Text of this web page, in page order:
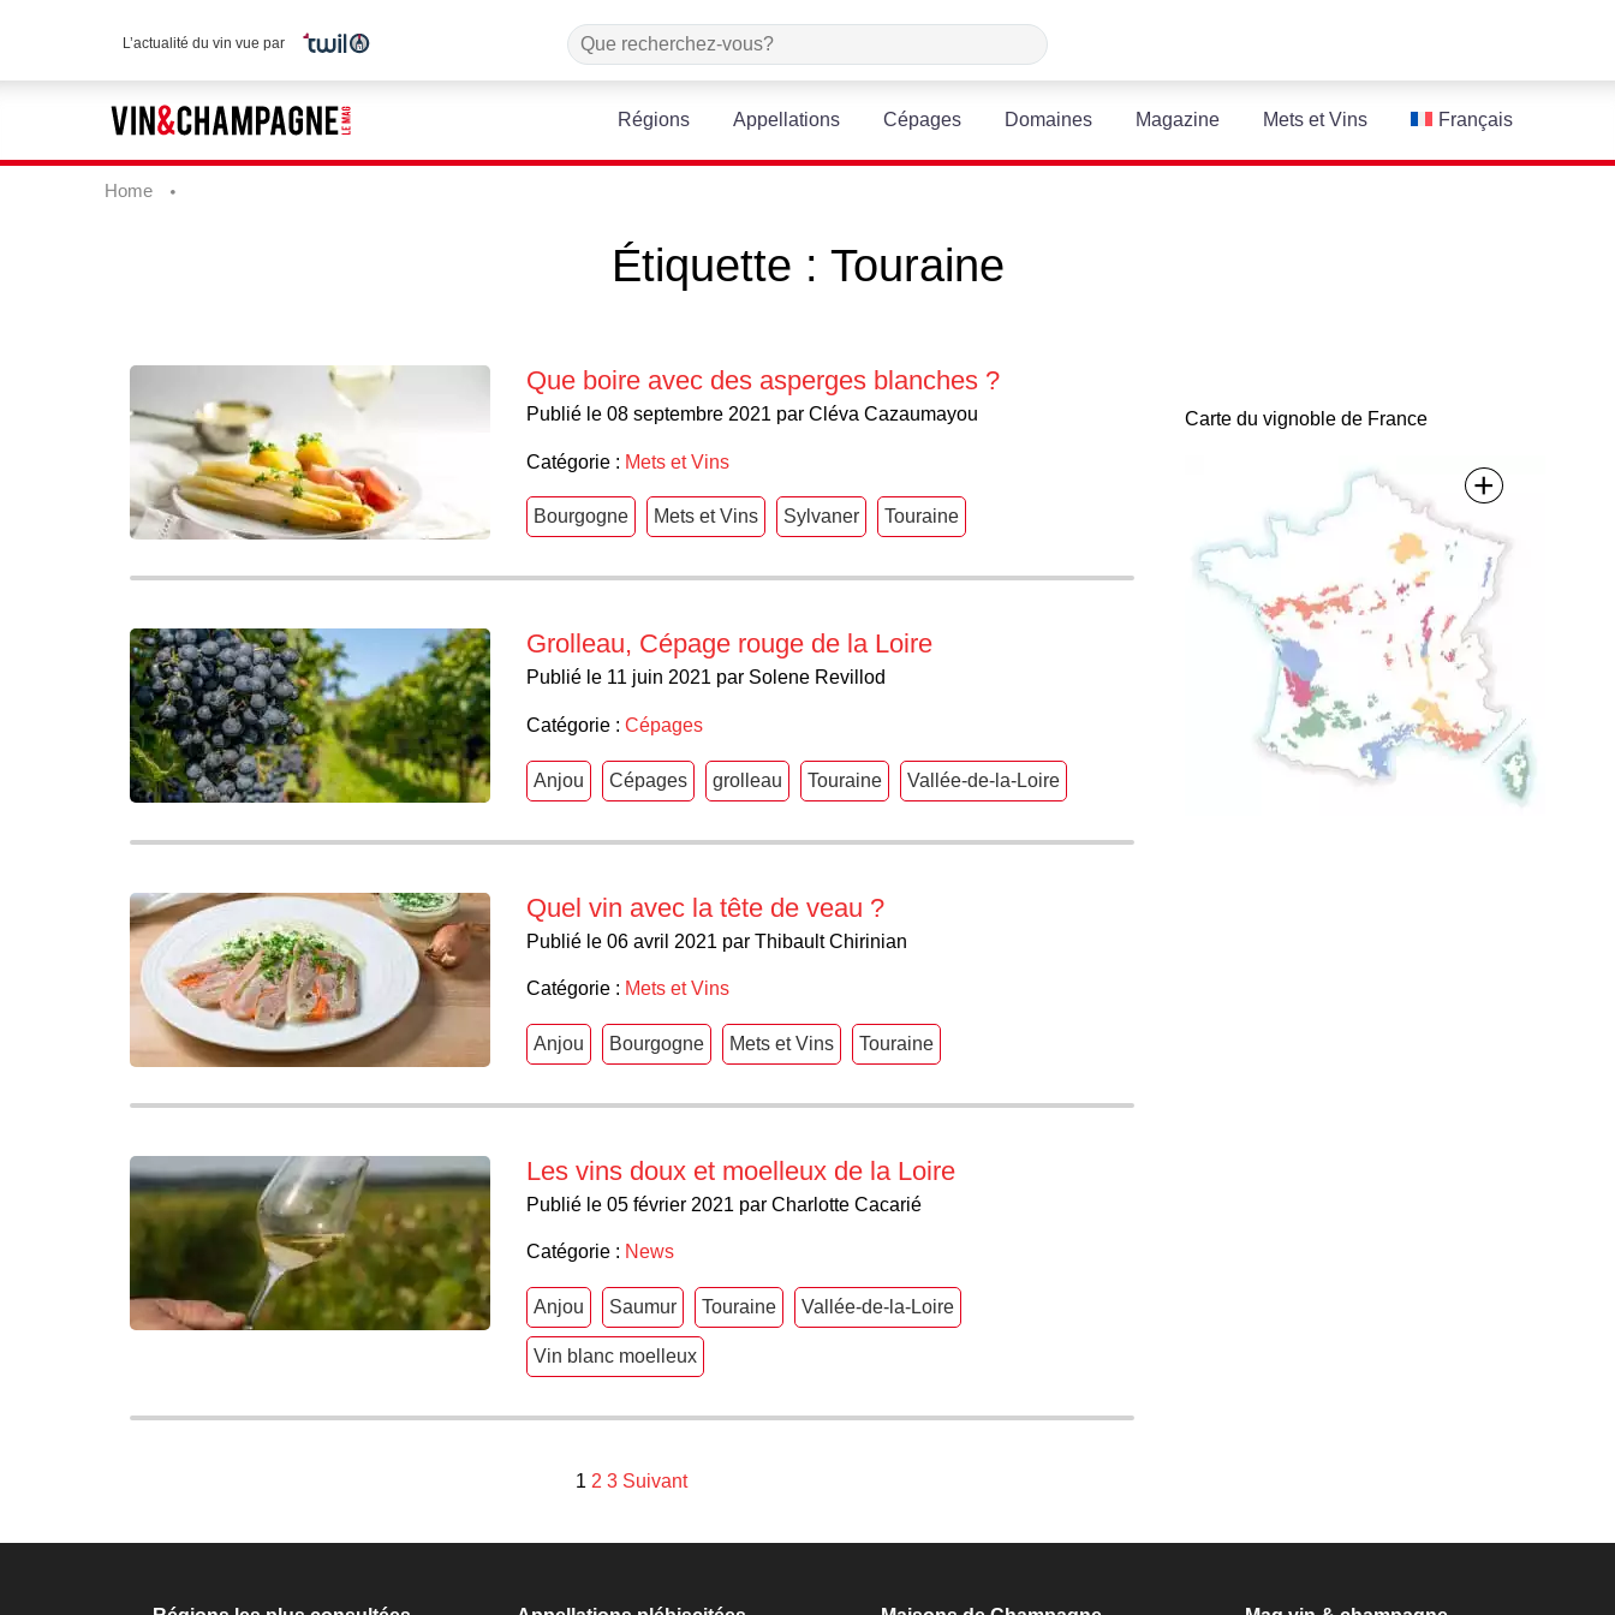
L’actualité du vin vue par
Régions Appellations Cépages Domaines Magazine Mets et Vins Français
Home
Étiquette : Touraine
Que boire avec des asperges blanches ?
Publié le 08 septembre 2021 par Cléva Cazaumayou
Catégorie : Mets et Vins
Bourgogne Mets et Vins Sylvaner Touraine
Grolleau, Cépage rouge de la Loire
Publié le 11 juin 2021 par Solene Revillod
Catégorie : Cépages
Anjou Cépages grolleau Touraine Vallée-de-la-Loire
Quel vin avec la tête de veau ?
Publié le 06 avril 2021 par Thibault Chirinian
Catégorie : Mets et Vins
Anjou Bourgogne Mets et Vins Touraine
Les vins doux et moelleux de la Loire
Publié le 05 février 2021 par Charlotte Cacarié
Catégorie : News
Anjou Saumur Touraine Vallée-de-la-Loire
Vin blanc moelleux
des
1 2 3 Suivant
Carte du vignoble de France
+